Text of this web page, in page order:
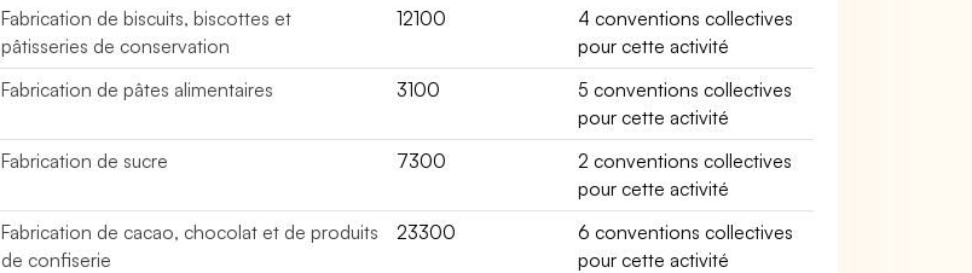
Fabrication de biscuits, biscottes et
pâtisseries de conservation
12100
4 conventions collectives
pour cette activité
Fabrication de pâtes alimentaires 3100
5 conventions collectives
pour cette activité
Fabrication de sucre 7300
2 conventions collectives
pour cette activité
Fabrication de cacao, chocolat et de produits
de confiserie
23300
6 conventions collectives
pour cette activité